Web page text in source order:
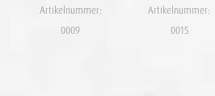
Artikelnummer:
0009
Artikelnummer:
0015